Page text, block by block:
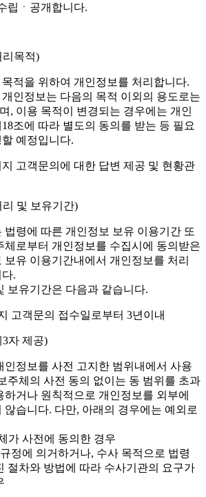
립ㆍ공개합니다.
리목적)
적을 위하여 개인정보를 처리합니다.
인정보는 다음의 목적 이외의 용도로는
, 이용 목적이 변경되는 경우에는 개인
조에 따라 별도의 동의를 받는 등 필요
예정입니다.
지 고객문의에 대한 답변 제공 및 현황관
및 보유기간)
법령에 따른 개인정보 보유 이용기간 또
체로부터 개인정보를 수집시에 동의받은
보유 이용기간내에서 개인정보를 처리
.
보유기간은 다음과 같습니다.
고객문의 접수일로부터 3년이내
자 제공)
인정보를 사전 고지한 범위내에서 사용
주체의 사전 동의 없이는 동 범위를 초과
하거나 원칙적으로 개인정보를 외부에
않습니다. 다만, 아래의 경우에는 예외로
가 사전에 동의한 경우
정에 의거하거나, 수사 목적으로 법령
절차와 방법에 따라 수사기관의 요구가